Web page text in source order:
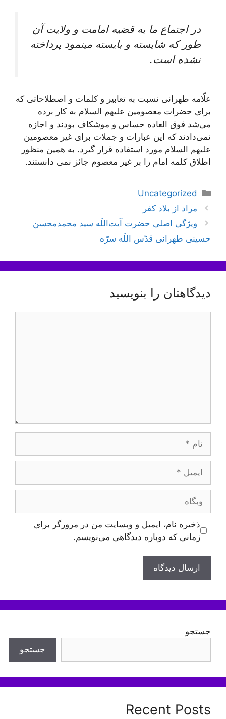
در اجتماع ما به قضيه امامت و ولايت آن
طور كه شايسته و بايسته می‏نمود پرداخته
نشده است.
علّامه طهرانى نسبت به تعابير و كلمات و اصطلاحاتى كه
براى حضرات معصومين علیهم السلام به كار برده
می‌‏شد فوق العاده حساس و موشكاف بودند و اجازه
نمی‌دادند كه اين عبارات و جملات براى غير معصومين
علیهم السلام مورد استفاده قرار گيرد. به همین منظور
اطلاق کلمه امام را بر غیر معصوم جائز نمی دانستند.
دسته‌ها
Uncategorized
ناوبری
نوشته‌ها
مراد از بلاد كفر
ویژگی اصلی حضرت آیت‌اللَه سید محمدمحسن
حسینی طهرانی قدّس اللَه سرّه
دیدگاهتان را بنویسید
وبگاه
ذخیره نام، ایمیل و وبسایت من در مرورگر برای
زمانی که دوباره دیدگاهی می‌نویسم.
جستجو
جستجو
Recent Posts